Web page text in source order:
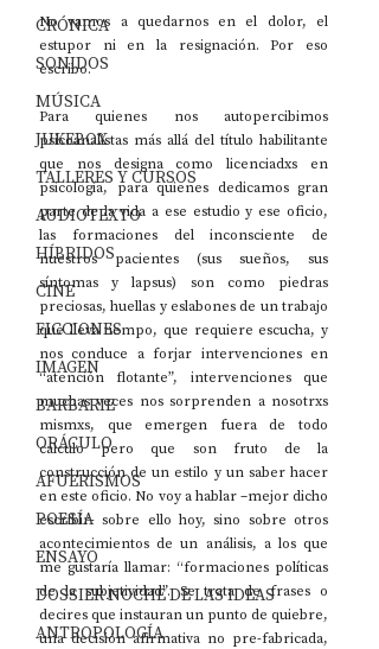
CRÓNICA
SONIDOS
MÚSICA
JUKEBOX
TALLERES Y CURSOS
AUDIOTEXTO
HÍBRIDOS
CINE
FICCIONES
IMAGEN
BARBARIE
ORÁCULO
AFUERISMOS
POESÍA
ENSAYO
DOSSIER NOCHE DE LAS IDEAS
ANTROPOLOGÍA
No vamos a quedarnos en el dolor, el
estupor ni en la resignación. Por eso
escribo.
Para quienes nos autopercibimos
psicoanalistas más allá del título habilitante
que nos designa como licenciadxs en
psicología, para quienes dedicamos gran
parte de la vida a ese estudio y ese oficio,
las formaciones del inconsciente de
nuestros pacientes (sus sueños, sus
síntomas y lapsus) son como piedras
preciosas, huellas y eslabones de un trabajo
que lleva tiempo, que requiere escucha, y
nos conduce a forjar intervenciones en
“atención flotante”, intervenciones que
muchas veces nos sorprenden a nosotrxs
mismxs, que emergen fuera de todo
cálculo pero que son fruto de la
construcción de un estilo y un saber hacer
en este oficio. No voy a hablar –mejor dicho
escribir- sobre ello hoy, sino sobre otros
acontecimientos de un análisis, a los que
me gustaría llamar: “formaciones políticas
de la subjetividad”. Se trata de frases o
decires que instauran un punto de quiebre,
una decisión afirmativa no pre-fabricada,